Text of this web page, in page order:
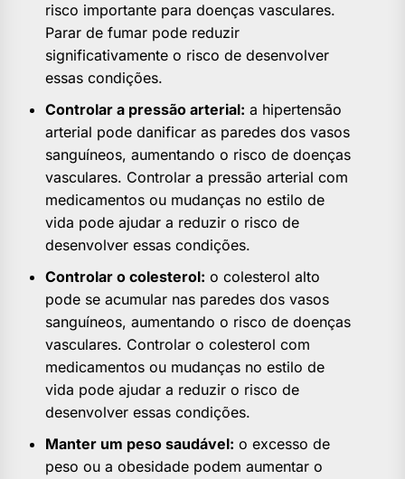
risco importante para doenças vasculares.
Parar de fumar pode reduzir
significativamente o risco de desenvolver
essas condições.
Controlar a pressão arterial: a hipertensão
arterial pode danificar as paredes dos vasos
sanguíneos, aumentando o risco de doenças
vasculares. Controlar a pressão arterial com
medicamentos ou mudanças no estilo de
vida pode ajudar a reduzir o risco de
desenvolver essas condições.
Controlar o colesterol: o colesterol alto
pode se acumular nas paredes dos vasos
sanguíneos, aumentando o risco de doenças
vasculares. Controlar o colesterol com
medicamentos ou mudanças no estilo de
vida pode ajudar a reduzir o risco de
desenvolver essas condições.
Manter um peso saudável: o excesso de
peso ou a obesidade podem aumentar o